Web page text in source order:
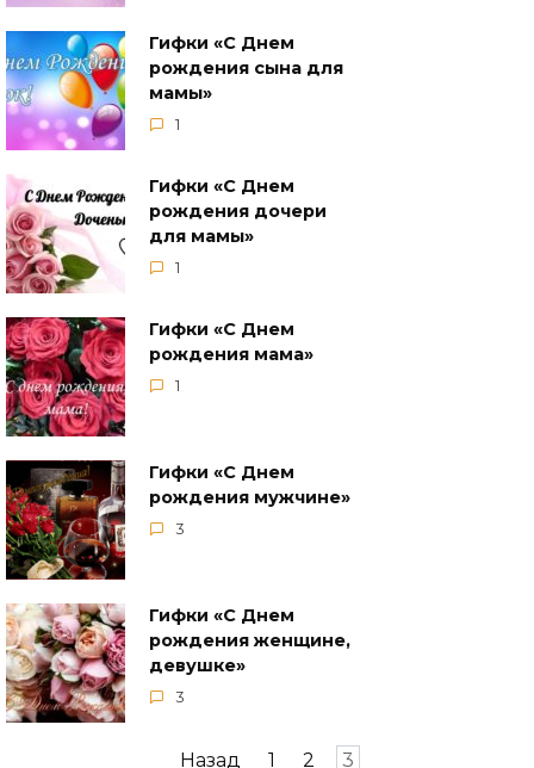
Гифки «С Днем
рождения сына для
мамы»
1
Гифки «С Днем
рождения дочери
для мамы»
1
Гифки «С Днем
рождения мама»
1
Гифки «С Днем
рождения мужчине»
3
Гифки «С Днем
рождения женщине,
девушке»
3
Назад 1 2 3